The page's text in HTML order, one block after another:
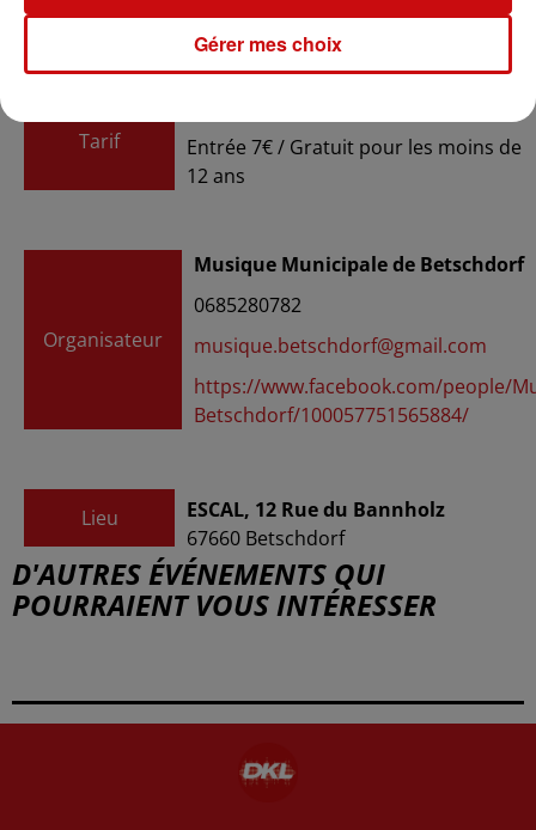
au5 avril 2025 à 23h00
Tarif
Entrée 7€ / Gratuit pour les moins de
12 ans
Organisateur
Musique Municipale de Betschdorf
0685280782
musique.betschdorf@gmail.com
https://www.facebook.com/people/
Betschdorf/100057751565884/
Lieu
ESCAL, 12 Rue du Bannholz
67660 Betschdorf
D'AUTRES ÉVÉNEMENTS QUI
POURRAIENT VOUS INTÉRESSER
Gérer mes choix